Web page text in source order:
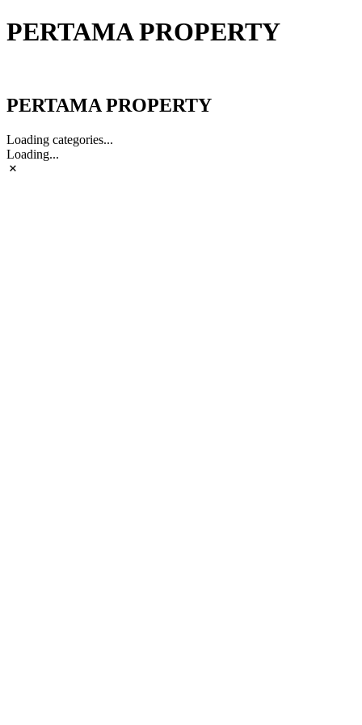
PERTAMA PROPERTY
PERTAMA PROPERTY
Loading categories...
Loading...